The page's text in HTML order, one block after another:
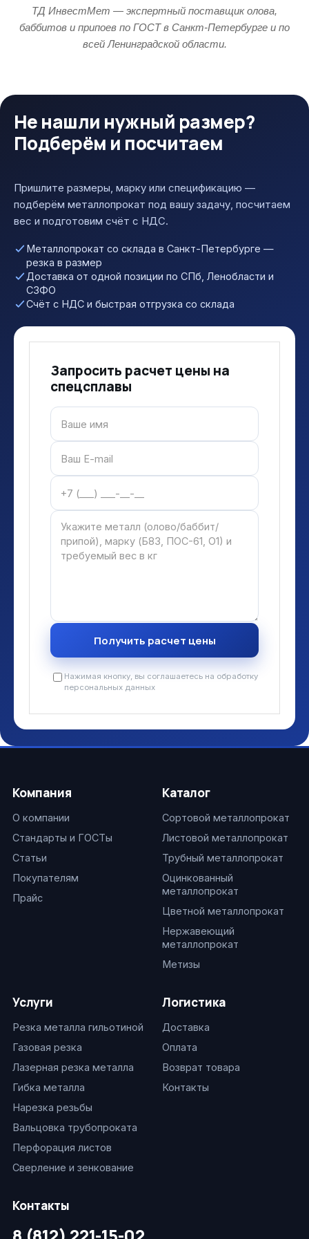
ТД ИнвестМет — экспертный поставщик олова,
баббитов и припоев по ГОСТ в Санкт-Петербурге и по
всей Ленинградской области.
Не нашли нужный размер?
Подберём и посчитаем
Пришлите размеры, марку или спецификацию —
подберём металлопрокат под вашу задачу, посчитаем
вес и подготовим счёт с НДС.
Металлопрокат со склада в Санкт-Петербурге —
резка в размер
Доставка от одной позиции по СПб, Ленобласти и
СЗФО
Счёт с НДС и быстрая отгрузка со склада
Запросить расчет цены на
спецсплавы
Нажимая кнопку, вы соглашаетесь на обработку
персональных данных
Компания
О компании
Стандарты и ГОСТы
Статьи
Покупателям
Прайс
Каталог
Сортовой металлопрокат
Листовой металлопрокат
Трубный металлопрокат
Оцинкованный
металлопрокат
Цветной металлопрокат
Нержавеющий
металлопрокат
Метизы
Услуги
Резка металла гильотиной
Газовая резка
Лазерная резка металла
Гибка металла
Нарезка резьбы
Вальцовка трубопроката
Перфорация листов
Сверление и зенкование
Логистика
Доставка
Оплата
Возврат товара
Контакты
Контакты